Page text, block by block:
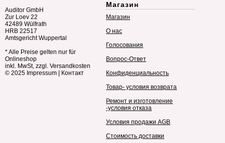
Auditor GmbH
Zur Loev 22
42489 Wülfrath
HRB 22517
Amtsgericht Wuppertal
* Alle Preise gelten nur für
Onlineshop
inkl. MwSt, zzgl. Versandkosten
© 2025 Impressum Контакт
Магазин
Магазин
О нас
Голосования
Вопрос-Ответ
Конфиденциальность
Товар- условия возврата
Ремонт и изготовление
-условия отказа
Условия продажи AGB
Стоимость доставки